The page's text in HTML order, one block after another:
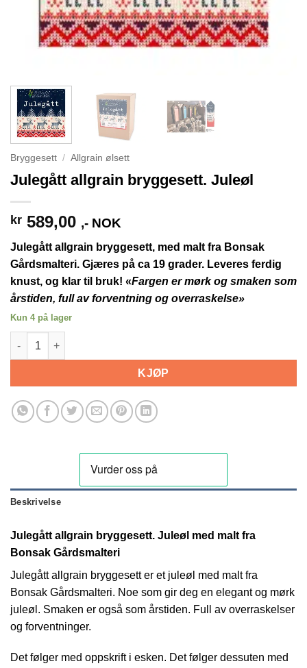
Bryggesett / Allgrain ølsett
Julegått allgrain bryggesett. Juleøl
kr 589,00 ,- NOK
Julegått allgrain bryggesett, med malt fra Bonsak
Gårdsmalteri. Gjæres på ca 19 grader. Leveres ferdig
knust, og klar til bruk! «Fargen er mørk og smaken som
årstiden, full av forventning og overraskelse»
Kun 4 på lager
Julegått allgrain bryggesett. Juleøl antall
KJØP
Beskrivelse
Julegått allgrain bryggesett. Juleøl med malt fra
Bonsak Gårdsmalteri
Julegått allgrain bryggesett er et juleøl med malt fra
Bonsak Gårdsmalteri. Noe som gir deg en elegant og mørk
juleøl. Smaken er også som årstiden. Full av overraskelser
og forventninger.
Det følger med oppskrift i esken. Det følger dessuten med